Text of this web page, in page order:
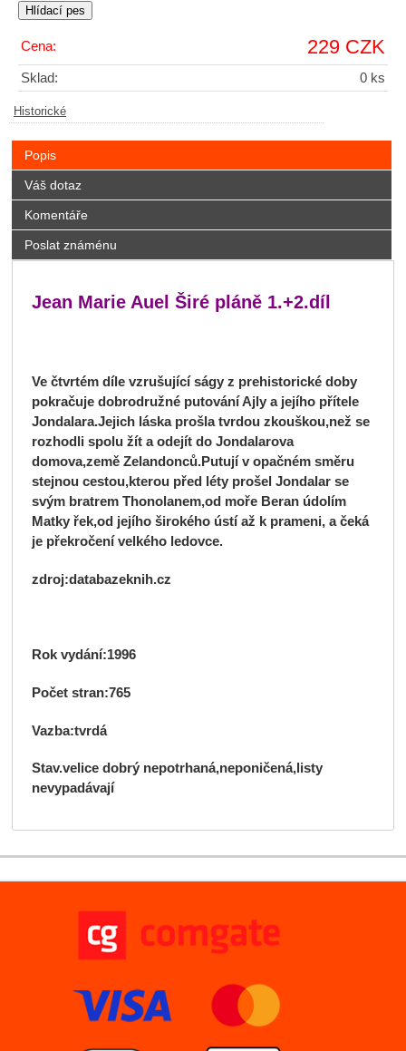
Cena: 229 CZK
Sklad: 0 ks
Historické
Popis
Váš dotaz
Komentáře
Poslat známénu
Jean Marie Auel Širé pláně 1.+2.díl
Ve čtvrtém díle vzrušující ságy z prehistorické doby
pokračuje dobrodružné putování Ajly a jejího přítele
Jondalara.Jejich láska prošla tvrdou zkouškou,než se
rozhodli spolu žít a odejít do Jondalarova
domova,země Zelandonců.Putují v opačném směru
stejnou cestou,kterou před léty prošel Jondalar se
svým bratrem Thonolanem,od moře Beran údolím
Matky řek,od jejího širokého ústí až k prameni, a čeká
je překročení velkého ledovce.
zdroj:databazeknih.cz
Rok vydání:1996
Počet stran:765
Vazba:tvrdá
Stav.velice dobrý nepotrhaná,neponičená,listy
nevypadávají